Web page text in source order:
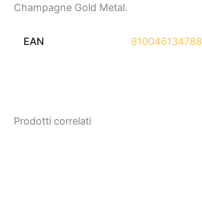
Champagne Gold Metal.
EAN 810046134788
Prodotti correlati